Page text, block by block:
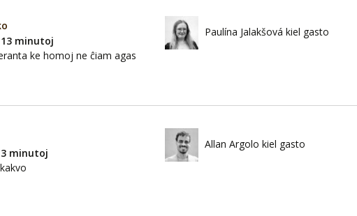
minutoj
ke homoj ne ĉiam agas
Paulína Jalakšová kiel gasto
minutoj
Allan Argolo kiel gasto